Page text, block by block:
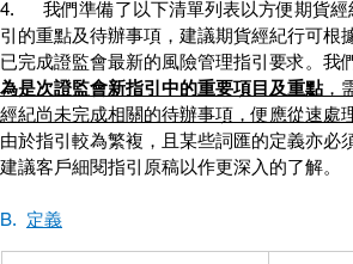
4.      我們準備了以下清單列表以方便期貨
引的重點及待辦事項，建議期貨經紀行可根
已完成證監會最新的風險管理指引要求。我
為是次證監會新指引中的重要項目及重點 ，
經紀尚未完成相關的待辦事項，便應從速處
由於指引較為繁複，且某些詞匯的定義亦必
建議客戶細閱指引原稿以作更深入的了解。
B. 定義